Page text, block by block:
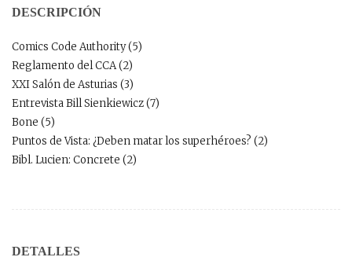
DESCRIPCIÓN
Comics Code Authority (5)
Reglamento del CCA (2)
XXI Salón de Asturias (3)
Entrevista Bill Sienkiewicz (7)
Bone (5)
Puntos de Vista: ¿Deben matar los superhéroes? (2)
Bibl. Lucien: Concrete (2)
DETALLES